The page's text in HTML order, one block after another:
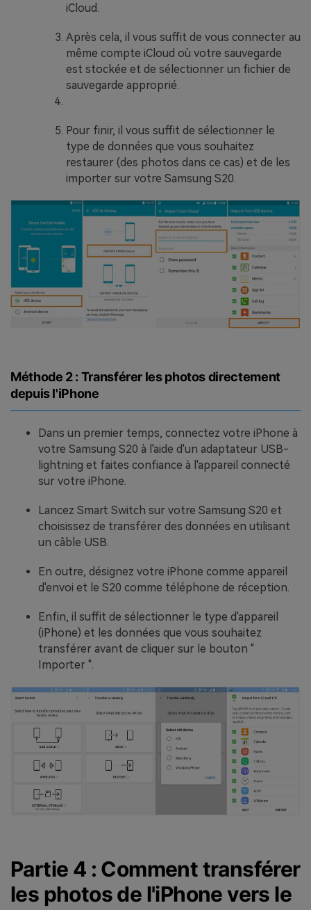
iCloud.
Après cela, il vous suffit de vous connecter au
même compte iCloud où votre sauvegarde
est stockée et de sélectionner un fichier de
sauvegarde approprié.
Pour finir, il vous suffit de sélectionner le
type de données que vous souhaitez
restaurer (des photos dans ce cas) et de les
importer sur votre Samsung S20.
Méthode 2 : Transférer les photos directement
depuis l'iPhone
Dans un premier temps, connectez votre iPhone à
votre Samsung S20 à l'aide d'un adaptateur USB-
lightning et faites confiance à l'appareil connecté
sur votre iPhone.
Lancez Smart Switch sur votre Samsung S20 et
choisissez de transférer des données en utilisant
un câble USB.
En outre, désignez votre iPhone comme appareil
d'envoi et le S20 comme téléphone de réception.
Enfin, il suffit de sélectionner le type d'appareil
(iPhone) et les données que vous souhaitez
transférer avant de cliquer sur le bouton "
Importer ".
Partie 4 : Comment transférer
les photos de l'iPhone vers le